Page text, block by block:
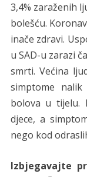
3,4% zaraženih
bolešću.
inače zdravi.
u SAD-u zarazi
smrti. Većina
simptome
bolova u tijelu.
djece, a
nego kod
Izbjegavajte